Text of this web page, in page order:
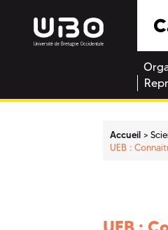
Accueil
UEB :